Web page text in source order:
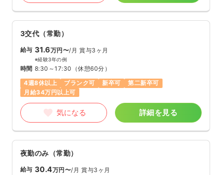
3交代（常勤）
給与 31.6万円〜/月 賞与3ヶ月
※経験3年の例
時間 8:30～17:30 （休憩60分）
4週8休以上
ブランク可 新卒可
第二新卒可
月給34万円以上可
気になる 詳細を見る
夜勤のみ（常勤）
給与 30.4万円〜/月 賞与3ヶ月